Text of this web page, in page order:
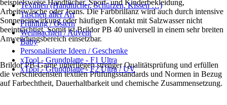
beispielsweise Handtücher, Sport- und Kinderbekleidung,
Arbeitswäsche oder Jeans. Die Farbbrillanz wird auch durch intensive
Sonneneinwirkung oder häufigen Kontakt mit Salzwasser nicht
beeinträchtigt. Somit ist Brildor PB 40 universell in einem sehr breiten
Anwendungsbereich einsetzbar.
Brildor PB-Garne unterliegen strenger Qualitätsprüfung und erfüllen
die verschiedensten textilen Prüfungsstandards und Normen in Bezug
auf Farbechtheit, Dauerhaltbarkeit und chemische Zusammensetzung.
Textilien (Handtücher, Schürzen, Kissen …)
Taschen aller Art
Frühling / Ostern
Weihnachten / Advent
Baby
Personalisierte Ideen / Geschenke
xTool - Grundplatte - F1 Ultra
xTool - Grundplatte - F2 Ultra / UV